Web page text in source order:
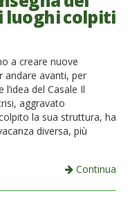
luoghi colpiti
a creare nuove
avanti, per
del Casale Il
aggravato
la sua struttura, ha
diversa, più
Continua